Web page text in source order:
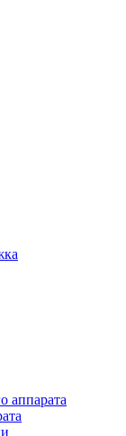
аппарата